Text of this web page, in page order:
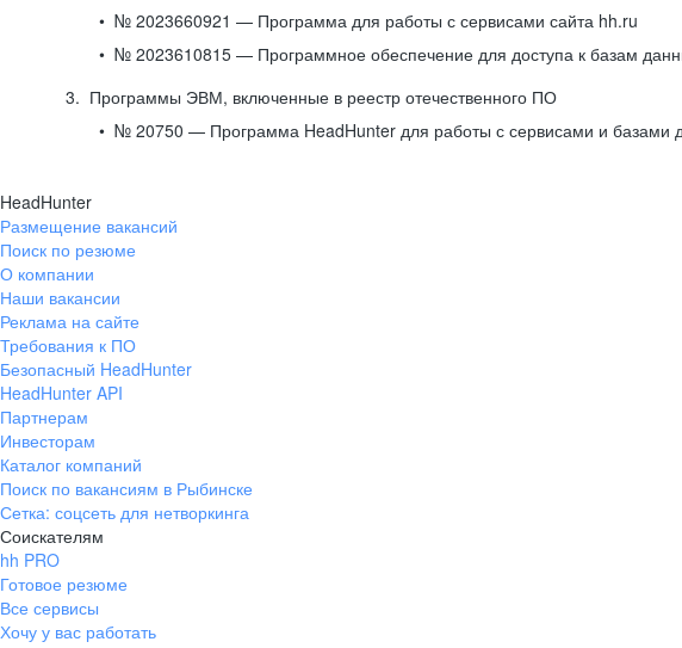
№ 2023660921 — Программа для работы с сервисами сайта hh.ru
№ 2023610815 — Программное обеспечение для доступа к базам
Программы ЭВМ, включенные в реестр отечественного ПО
№ 20750 — Программа HeadHunter для работы с сервисами и базами
HeadHunter
Размещение вакансий
Поиск по резюме
О компании
Наши вакансии
Реклама на сайте
Требования к ПО
Безопасный HeadHunter
HeadHunter API
Партнерам
Инвесторам
Каталог компаний
Поиск по вакансиям в Рыбинске
Сетка: соцсеть для нетворкинга
Соискателям
hh PRO
Готовое резюме
Все сервисы
Хочу у вас работать